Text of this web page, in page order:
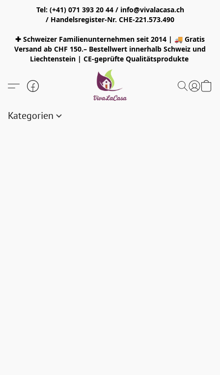
Tel: (+41) 071 393 20 44 / info@vivalacasa.ch
/ Handelsregister-Nr. CHE-221.573.490
✚ Schweizer Familienunternehmen seit 2014 | 🚚 Gratis
Versand ab CHF 150.– Bestellwert innerhalb Schweiz und
Liechtenstein | CE-geprüfte Qualitätsprodukte
Kategorien